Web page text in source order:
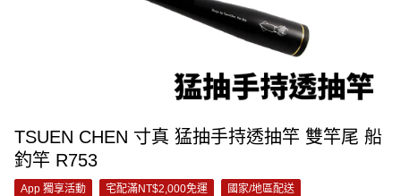
TSUEN CHEN 寸真 猛抽手持透抽竿 雙竿尾 船
釣竿 R753
App 獨享活動 宅配滿NT$2,000免運 國家/地區配送